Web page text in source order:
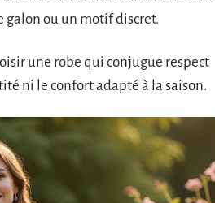
galon ou un motif discret.
une robe qui conjugue respect
ni le confort adapté à la saison.